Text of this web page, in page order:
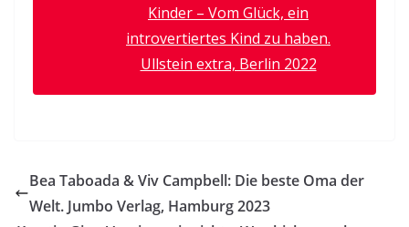
Kinder – Vom Glück, ein
introvertiertes Kind zu haben.
Ullstein extra, Berlin 2022
Bea Taboada & Viv Campbell: Die beste Oma der
Welt. Jumbo Verlag, Hamburg 2023